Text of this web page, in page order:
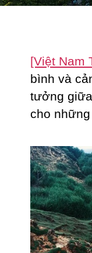
[Việt Nam
bình và
tưởng
cho những